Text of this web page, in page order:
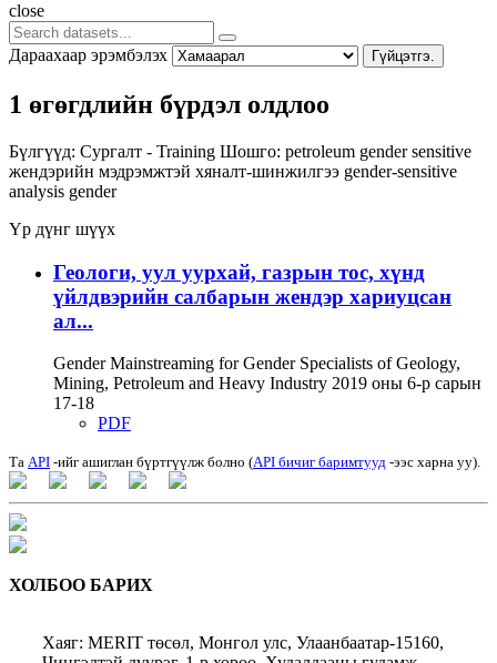
close
Дараахаар эрэмбэлэх Гүйцэтгэ.
1 өгөгдлийн бүрдэл олдлоо
Бүлгүүд: Сургалт - Training Шошго: petroleum gender sensitive
жендэрийн мэдрэмжтэй хяналт-шинжилгээ gender-sensitive
analysis gender
Үр дүнг шүүх
Геологи, уул уурхай, газрын тос, хүнд
үйлдвэрийн салбарын жендэр хариуцсан
ал...
Gender Mainstreaming for Gender Specialists of Geology,
Mining, Petroleum and Heavy Industry 2019 оны 6-р сарын
17-18
PDF
Та API -ийг ашиглан бүртгүүлж болно (API бичиг баримтууд -ээс харна уу).
ХОЛБОО БАРИХ
Хаяг: MERIT төсөл, Монгол улс, Улаанбаатар-15160,